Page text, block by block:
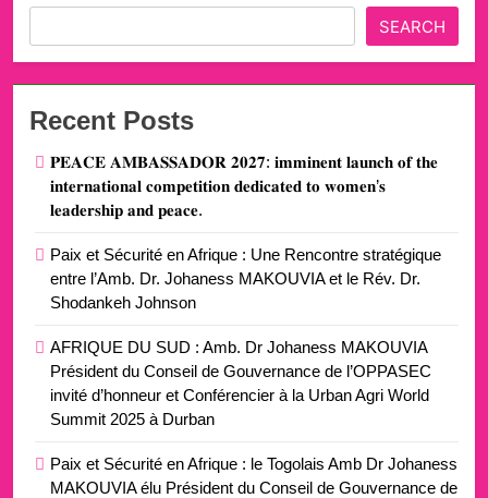
SEARCH
Recent Posts
𝐏𝐄𝐀𝐂𝐄 𝐀𝐌𝐁𝐀𝐒𝐒𝐀𝐃𝐎𝐑 𝟐𝟎𝟐𝟕: 𝐢𝐦𝐦𝐢𝐧𝐞𝐧𝐭 𝐥𝐚𝐮𝐧𝐜𝐡 𝐨𝐟 𝐭𝐡𝐞
𝐢𝐧𝐭𝐞𝐫𝐧𝐚𝐭𝐢𝐨𝐧𝐚𝐥 𝐜𝐨𝐦𝐩𝐞𝐭𝐢𝐭𝐢𝐨𝐧 𝐝𝐞𝐝𝐢𝐜𝐚𝐭𝐞𝐝 𝐭𝐨 𝐰𝐨𝐦𝐞𝐧’𝐬
𝐥𝐞𝐚𝐝𝐞𝐫𝐬𝐡𝐢𝐩 𝐚𝐧𝐝 𝐩𝐞𝐚𝐜𝐞.
Paix et Sécurité en Afrique : Une Rencontre stratégique
entre l’Amb. Dr. Johaness MAKOUVIA et le Rév. Dr.
Shodankeh Johnson
AFRIQUE DU SUD : Amb. Dr Johaness MAKOUVIA
Président du Conseil de Gouvernance de l’OPPASEC
invité d’honneur et Conférencier à la Urban Agri World
Summit 2025 à Durban
Paix et Sécurité en Afrique : le Togolais Amb Dr Johaness
MAKOUVIA élu Président du Conseil de Gouvernance de